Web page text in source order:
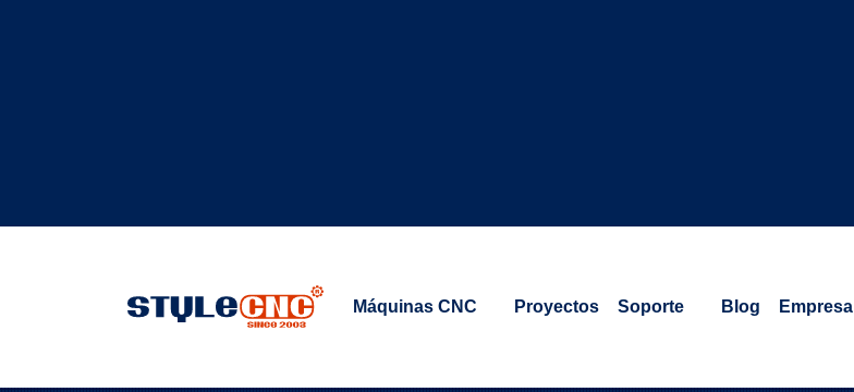
Máquinas CNC Proyectos Soporte Blog Empresa